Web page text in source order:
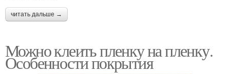
читать дальше →
Можно клеить пленку на пленку.
Особенности покрытия